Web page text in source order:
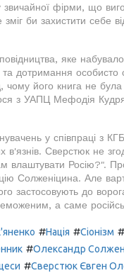
фірми, що
би захистити себе
яке набувало
дотримання
його книга не була
з УАПЦ Мефодія
у співпраці з
в'язнів. Сверстюк не
влаштувати Росію?".
Солженіцина. Але
застосовують до
а саме
#Нація #Сіонізм #
#Олександр
#Сверстюк Євген